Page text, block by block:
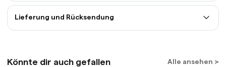
Lieferung und Rücksendung
Könnte dir auch gefallen Alle ansehen >